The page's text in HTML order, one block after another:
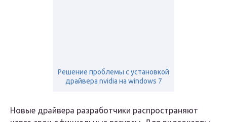
Решение проблемы с установкой
драйвера nvidia на windows 7
Новые драйвера разработчики распространяют